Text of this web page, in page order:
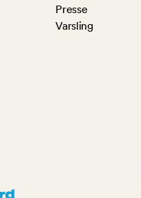
Presse
Varsling